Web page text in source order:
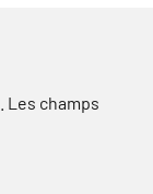
Les champs